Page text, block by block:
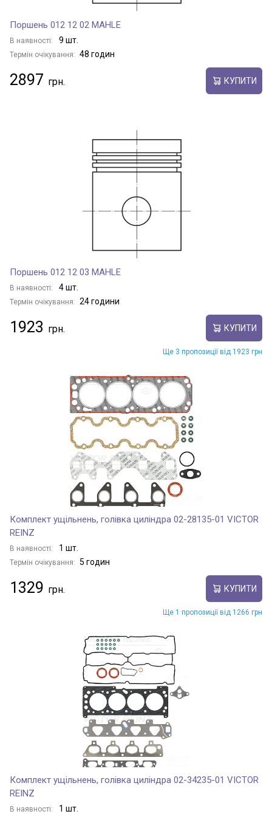
Поршень 012 12 02 MAHLE
В наявності: 9 шт.
Термін очікування: 48 годин
2897 КУПИТИ
Поршень 012 12 03 MAHLE
В наявності: 4 шт.
Термін очікування: 24 години
1923 КУПИТИ
Ще 3 пропозиції від 1923 грн
Комплект ущільнень, голівка циліндра 02-28135-01 VICTOR
REINZ
В наявності: 1 шт.
Термін очікування: 5 годин
1329 КУПИТИ
Ще 1 пропозиції від 1266 грн
Комплект ущільнень, голівка циліндра 02-34235-01 VICTOR
REINZ
В наявності: 1 шт.